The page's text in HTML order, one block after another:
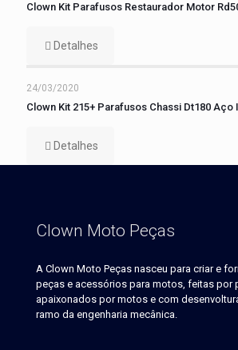
Clown Kit Parafusos Restaurador Motor
Detalhes
24/03/2020
Clown Kit 215+ Parafusos Chassi Dt180 Aço
Detalhes
Clown Moto Peças
A Clown Moto Peças nasceu para criar e
peças e acessórios para motos, feitas por
apaixonados por motos e com
ramo da engenharia mecânica.